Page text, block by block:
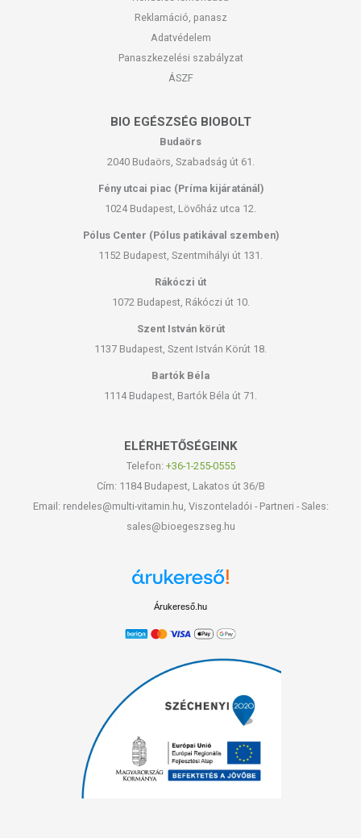
Reklamáció, panasz
Adatvédelem
Panaszkezelési szabályzat
ÁSZF
BIO EGÉSZSÉG BIOBOLT
Budaörs
2040 Budaörs, Szabadság út 61.
Fény utcai piac (Príma kijáratánál)
1024 Budapest, Lövőház utca 12.
Pólus Center (Pólus patikával szemben)
1152 Budapest, Szentmihályi út 131.
Rákóczi út
1072 Budapest, Rákóczi út 10.
Szent István körút
1137 Budapest, Szent István Körút 18.
Bartók Béla
1114 Budapest, Bartók Béla út 71.
ELÉRHETŐSÉGEINK
Telefon: +36-1-255-0555
Cím: 1184 Budapest, Lakatos út 36/B
Email: rendeles@multi-vitamin.hu, Viszonteladói - Partneri - Sales:
sales@bioegeszseg.hu
Árukereső.hu